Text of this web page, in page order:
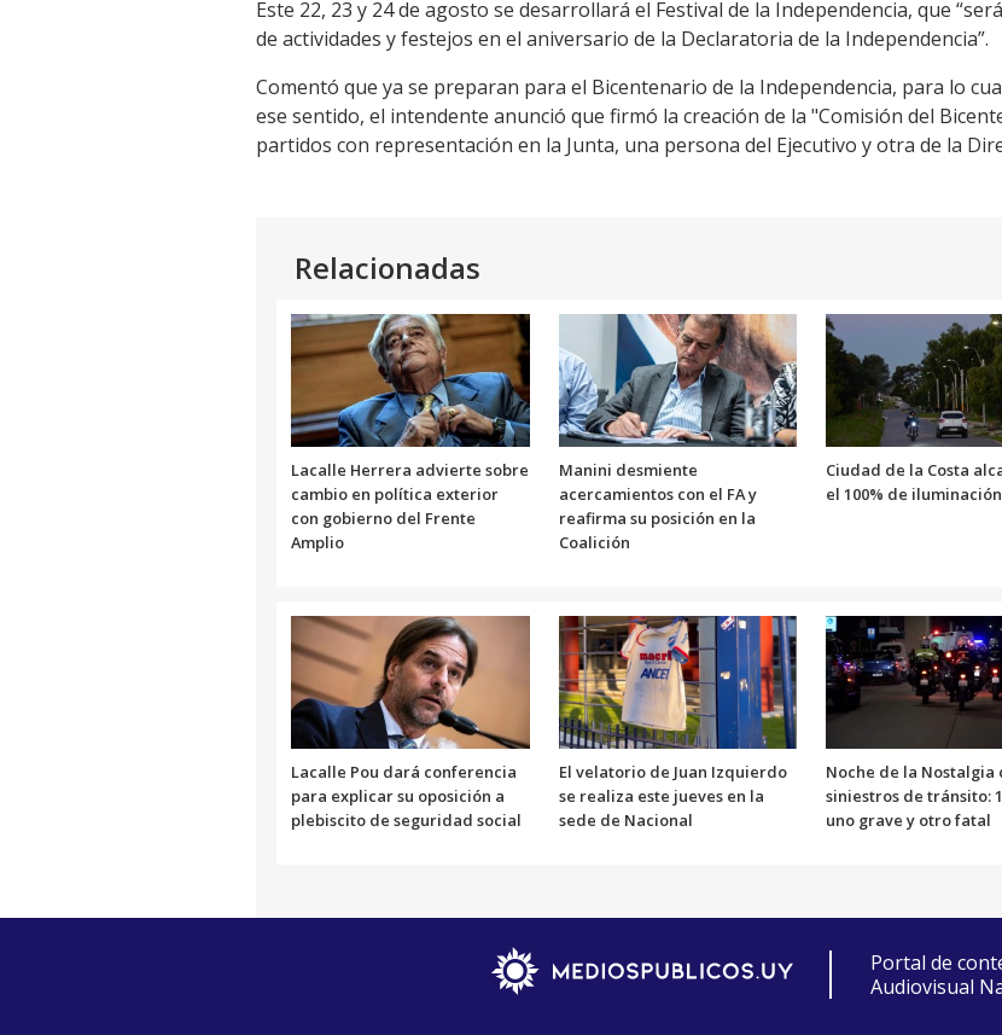
Este 22, 23 y 24 de agosto se desarrollará el Festival de la Independencia, que
de actividades y festejos en el aniversario de la Declaratoria de la Independencia”.
Comentó que ya se preparan para el Bicentenario de la Independencia, para lo
ese sentido, el intendente anunció que firmó la creación de la "Comisión del
partidos con representación en la Junta, una persona del Ejecutivo y otra de la
Relacionadas
Lacalle Herrera advierte sobre
cambio en política exterior
con gobierno del Frente
Amplio
Manini desmiente
acercamientos con el FA y
reafirma su posición en la
Coalición
Ciudad de la Costa
el 100% de
Lacalle Pou dará conferencia
para explicar su oposición a
plebiscito de seguridad social
El velatorio de Juan Izquierdo
se realiza este jueves en la
sede de Nacional
Noche de la Nostalgia
siniestros de tránsito:
uno grave y otro fatal
Portal de
Audiovisual